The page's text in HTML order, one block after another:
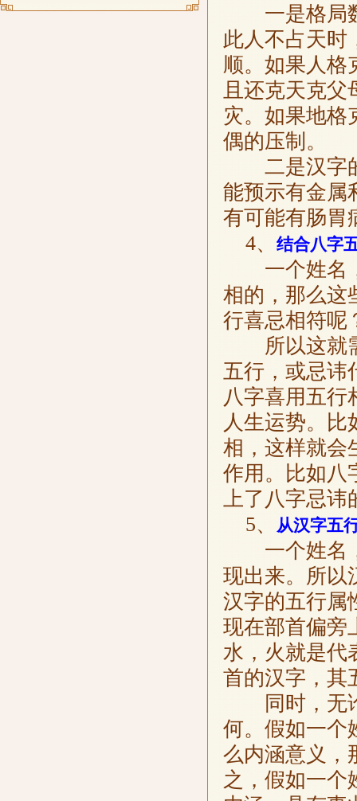
一是格局数
此人不占天时
顺。如果人格
且还克天克父
灾。如果地格
偶的压制。
二是汉字的
能预示有金属
有可能有肠胃
4、
结合八字
一个姓名，
相的，那么这
行喜忌相符呢
所以这就需
五行，或忌讳
八字喜用五行
人生运势。比
相，这样就会
作用。比如八
上了八字忌讳
5、
从汉字五
一个姓名，
现出来。所以
汉字的五行属
现在部首偏旁
水，火就是
首的汉字，其
同时，无论
何。假如一个
么内涵意义，
之，假如一个